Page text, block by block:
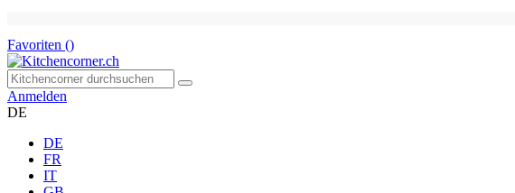
Favoriten ()
Anmelden
DE
DE
FR
IT